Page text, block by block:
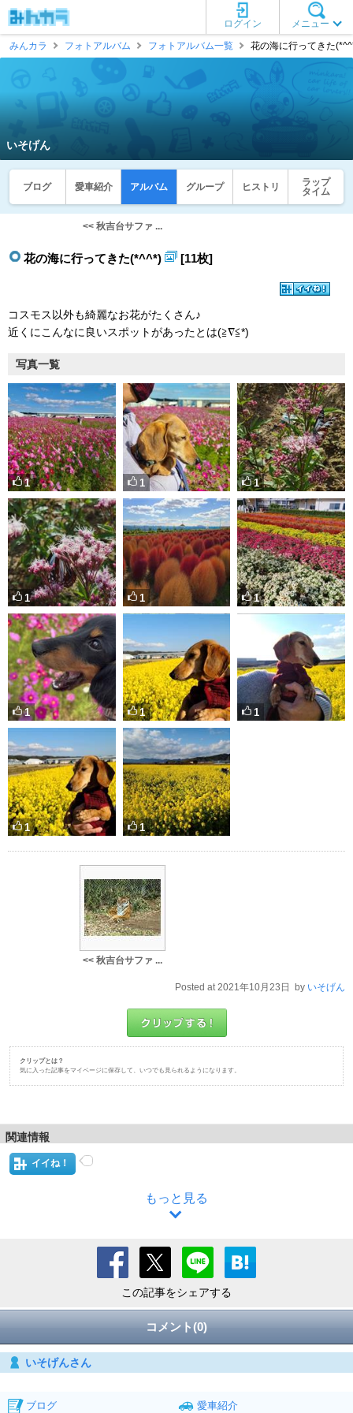
メニュー
ログイン
みんカラ
フォトアルバム フォトアルバム一覧 花の海に行ってきた
いそげん
ブログ 愛車紹介 アルバム グループ ヒストリ
ラップ
タイム
<< 秋吉台サファ ...
花の海に行ってきた(*^^*) [11枚]
コスモス以外も綺麗なお花がたくさん♪
近くにこんなに良いスポットがあったとは(≧∇≦*)
写真一覧
1 1 1
1 1 1
1 1 1
1 1
<< 秋吉台サファ ...
Posted at 2021年10月23日 by いそげん
クリップとは？
気に入った記事をマイページに保存して、いつでも見られるようになります。
関連情報
イイね！
もっと見る
この記事をシェアする
コメント(0)
いそげんさん
ブログ 愛車紹介